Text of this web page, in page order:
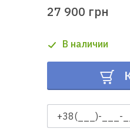
Гарантия
швейной
техники
Полезные
советы
27 900 грн
В наличии